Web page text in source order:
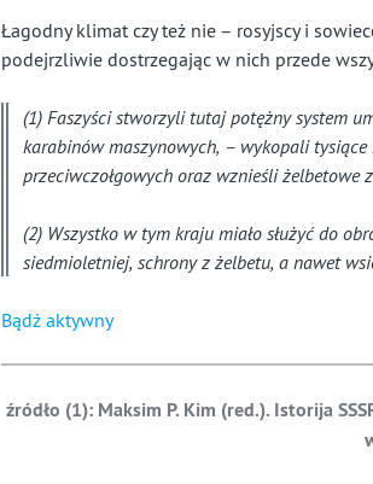
całkiem
zapomniany
kraj
Łagodny klimat czy też nie – rosyjscy i
podejrzliwie dostrzegając w nich przede
(1) Faszyści stworzyli tutaj potężny system
karabinów maszynowych, – wykopali
przeciwczołgowych oraz wznieśli żelbetowe
(2) Wszystko w tym kraju miało służyć do
siedmioletniej, schrony z żelbetu, a nawet
Bądź aktywny
źródło (1): Maksim P. Kim (red.). Istorija